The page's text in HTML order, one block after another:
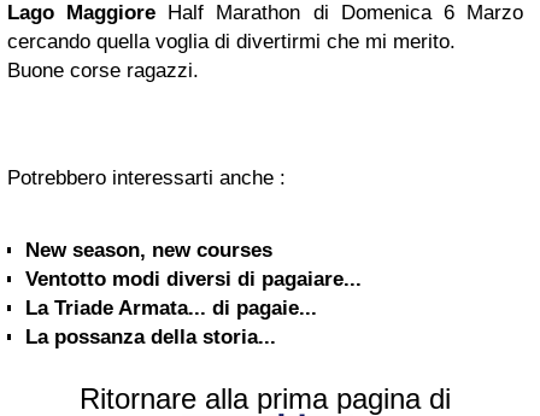
Lago Maggiore Half Marathon di Domenica 6 Marzo
cercando quella voglia di divertirmi che mi merito.
Buone corse ragazzi.
Potrebbero interessarti anche :
New season, new courses
Ventotto modi diversi di pagaiare...
La Triade Armata... di pagaie...
La possanza della storia...
Ritornare alla prima pagina di